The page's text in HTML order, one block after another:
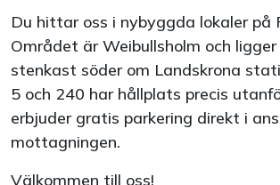
Du hittar oss i nybyggda lokaler på
Området är Weibullsholm och
stenkast söder om Landskrona
5 och 240 har hållplats precis
erbjuder gratis parkering direkt i
mottagningen.
Välkommen till oss!